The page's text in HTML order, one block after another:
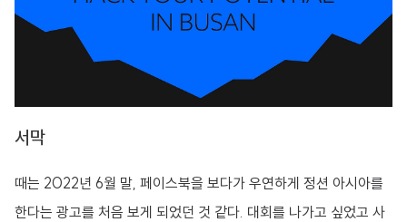
서막
때는 2022년 6월 말, 페이스북을 보다가 우연하게 정션 아시아를
한다는 광고를 처음 보게 되었던 것 같다. 대회를 나가고 싶었고 사